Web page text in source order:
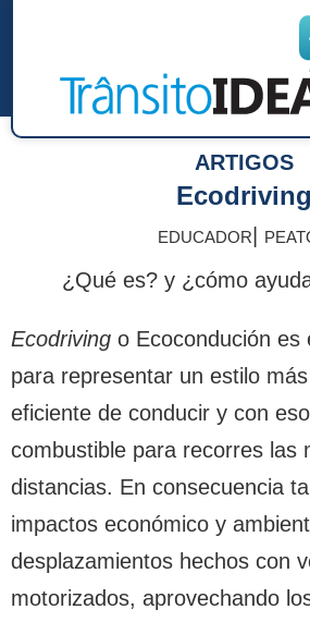
ARTIGOS
Ecodriving
EDUCADOR
¿Qué es? y ¿cómo
Ecodriving o Ecocondución es
para representar un estilo
eficiente de conducir y con
combustible para recorres las
distancias. En consecuencia
impactos económico y
desplazamientos hechos con
motorizados, aprovechando